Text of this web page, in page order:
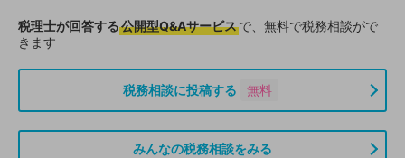
税理士が回答する公開型Q&Aサービスで、無料で税務相談がで
きます
税務相談に投稿する 無料
みんなの税務相談をみる